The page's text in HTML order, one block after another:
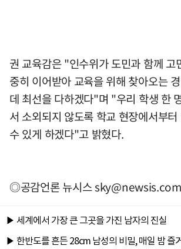
권 교육감은 "인수위가 도민과 함께 고
중히 이어받아 교육을 위해 찾아오는
데 최선을 다하겠다"며 "우리 학생 한
서 소외되지 않도록 학교 현장에서부
수 있게 하겠다"고 밝혔다.
◎공감언론 뉴시스sky@newsis.com